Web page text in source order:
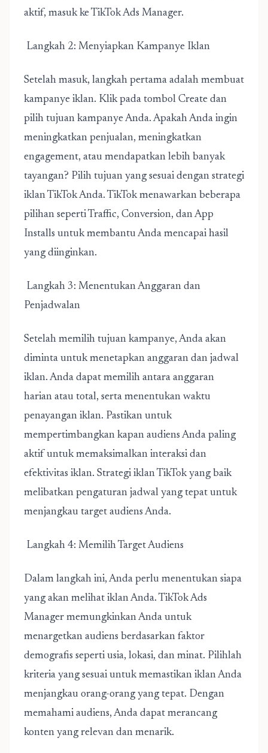
aktif, masuk ke TikTok Ads Manager.
Langkah 2: Menyiapkan Kampanye Iklan
Setelah masuk, langkah pertama adalah membuat
kampanye iklan. Klik pada tombol Create dan
pilih tujuan kampanye Anda. Apakah Anda ingin
meningkatkan penjualan, meningkatkan
engagement, atau mendapatkan lebih banyak
tayangan? Pilih tujuan yang sesuai dengan strategi
iklan TikTok Anda. TikTok menawarkan beberapa
pilihan seperti Traffic, Conversion, dan App
Installs untuk membantu Anda mencapai hasil
yang diinginkan.
Langkah 3: Menentukan Anggaran dan
Penjadwalan
Setelah memilih tujuan kampanye, Anda akan
diminta untuk menetapkan anggaran dan jadwal
iklan. Anda dapat memilih antara anggaran
harian atau total, serta menentukan waktu
penayangan iklan. Pastikan untuk
mempertimbangkan kapan audiens Anda paling
aktif untuk memaksimalkan interaksi dan
efektivitas iklan. Strategi iklan TikTok yang baik
melibatkan pengaturan jadwal yang tepat untuk
menjangkau target audiens Anda.
Langkah 4: Memilih Target Audiens
Dalam langkah ini, Anda perlu menentukan siapa
yang akan melihat iklan Anda. TikTok Ads
Manager memungkinkan Anda untuk
menargetkan audiens berdasarkan faktor
demografis seperti usia, lokasi, dan minat. Pilihlah
kriteria yang sesuai untuk memastikan iklan Anda
menjangkau orang-orang yang tepat. Dengan
memahami audiens, Anda dapat merancang
konten yang relevan dan menarik.